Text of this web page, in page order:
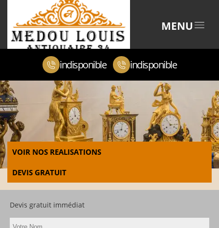
MENU
indisponible indisponible
VOIR NOS REALISATIONS
DEVIS GRATUIT
Devis gratuit immédiat